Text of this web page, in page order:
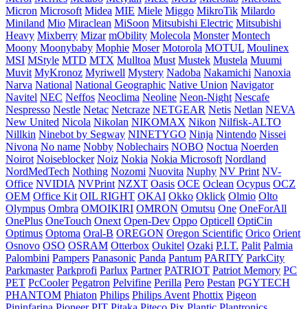
Micron Microsoft Midea MIE Miele Miggo MikroTik Milardo
Miniland Mio Miraclean MiSoon Mitsubishi Electric Mitsubishi
Heavy Mixberry Mizar mObility Molecola Monster Montech
Moony Moonybaby Mophie Moser Motorola MOTUL Moulinex
MSI MStyle MTD MTX Mulltoa Must Mustek Mustela Muumi
Muvit MyKronoz Myriwell Mystery Nadoba Nakamichi Nanoxia
Narva National National Geographic Native Union Navigator
Navitel NEC Neffos Neoclima Neoline Neon-Night Nescafe
Nespresso Nestle Netac Netcraze NETGEAR Netis Netlan NEVA
New United Nicola Nikolan NIKOMAX Nikon Nilfisk-ALTO
Nillkin Ninebot by Segway NINETYGO Ninja Nintendo Nissei
Nivona No name Nobby Noblechairs NOBO Noctua Noerden
Noirot Noiseblocker Noiz Nokia Nokia Microsoft Nordland
NordMedTech Nothing Nozomi Nuovita Nuphy NV Print NV-
Office NVIDIA NVPrint NZXT Oasis OCE Oclean Ocypus OCZ
OEM Office Kit OIL RIGHT OKAI Okko Oklick Olmio Olto
Olympus Ombra OMOIKIRI OMRON Omutsu One OneForAll
OnePlus OneTouch Onext Open-Dev Oppo Opticell OptiCin
Optimus Optoma Oral-B OREGON Oregon Scientific Orico Orient
Osnovo OSO OSRAM Otterbox Oukitel Ozaki P.I.T. Palit Palmia
Palombini Pampers Panasonic Panda Pantum PARITY ParkCity
Parkmaster Parkprofi Parlux Partner PATRIOT Patriot Memory PC
PET PcCooler Pegatron Pelvifine Perilla Pero Pestan PGYTECH
PHANTOM Phiaton Philips Philips Avent Phottix Pigeon